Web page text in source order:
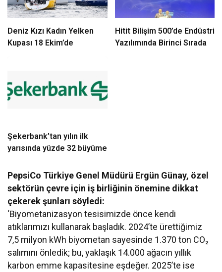
Deniz Kızı Kadın Yelken
Kupası 18 Ekim’de
Hitit Bilişim 500’de Endüstri
Yazılımında Birinci Sırada
Şekerbank’tan yılın ilk
yarısında yüzde 32 büyüme
PepsiCo Türkiye Genel Müdürü Ergün Günay, özel
sektörün çevre için iş birliğinin önemine dikkat
çekerek şunları söyledi:
‘Biyometanizasyon tesisimizde önce kendi
atıklarımızı kullanarak başladık. 2024’te ürettiğimiz
7,5 milyon kWh biyometan sayesinde 1.370 ton CO₂
salımını önledik; bu, yaklaşık 14.000 ağacın yıllık
karbon emme kapasitesine eşdeğer. 2025’te ise